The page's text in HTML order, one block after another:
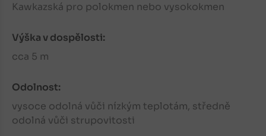
Kawkazská pro polokmen nebo vysokokmen
Výška v dospělosti:
cca 5 m
Odolnost:
vysoce odolná vůči nízkým teplotám, středně
odolná vůči strupovitosti